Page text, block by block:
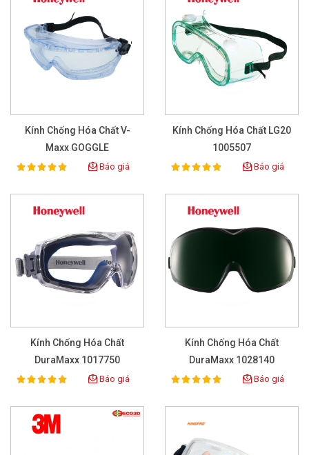
Kính Chống Hóa Chất V-
Maxx GOGGLE
Rating:
100% Báo giá
Kính Chống Hóa Chất LG20
1005507
Rating:
100% Báo giá
Kính Chống Hóa Chất
DuraMaxx 1017750
Rating:
100% Báo giá
Kính Chống Hóa Chất
DuraMaxx 1028140
Rating:
100% Báo giá